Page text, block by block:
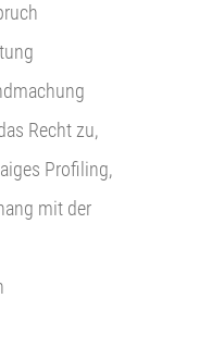
Recht zu,
Profiling,
mit der